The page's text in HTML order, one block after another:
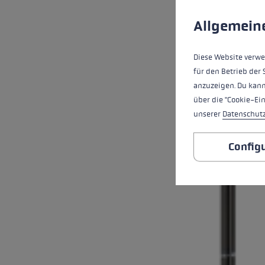
Diese Website
für den Betrieb der
anzuzeigen. Du
über die "Cookie-
unserer